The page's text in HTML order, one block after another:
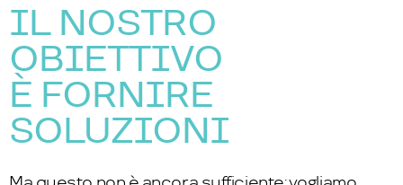
IL NOSTRO
OBIETTIVO
È FORNIRE
SOLUZIONI